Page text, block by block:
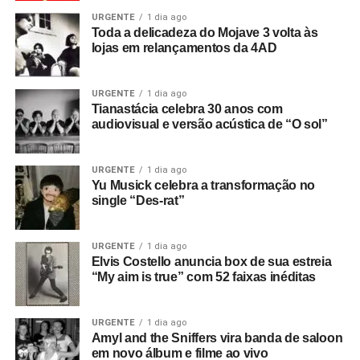
URGENTE 1 dia ago
Toda a delicadeza do Mojave 3 volta às
lojas em relançamentos da 4AD
URGENTE 1 dia ago
Tianastácia celebra 30 anos com
audiovisual e versão acústica de “O sol”
URGENTE 1 dia ago
Yu Musick celebra a transformação no
single “Des-rat”
URGENTE 1 dia ago
Elvis Costello anuncia box de sua estreia
“My aim is true” com 52 faixas inéditas
URGENTE 1 dia ago
Amyl and the Sniffers vira banda de saloon
em novo álbum e filme ao vivo